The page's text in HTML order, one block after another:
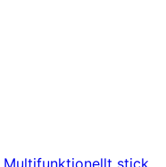
Multifunktionellt stick